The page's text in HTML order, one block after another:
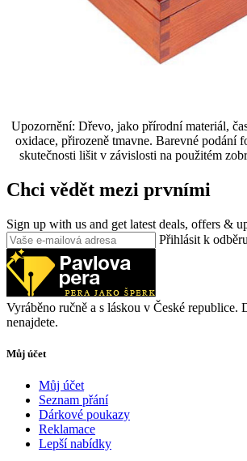
Upozornění: Dřevo, jako přírodní materiál,
oxidace, přirozeně tmavne. Barevné podání
skutečnosti lišit v závislosti na použitém
Chci vědět mezi prvními
Sign up with us and get latest deals, offers &
Přihlásit k
Vyráběno ručně a s láskou v České republice.
nenajdete.
Můj účet
Můj účet
Seznam přání
Dárkové poukazy
Reklamace
Lepší nabídky